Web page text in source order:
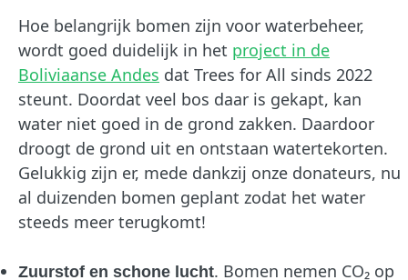
Hoe belangrijk bomen zijn voor waterbeheer,
wordt goed duidelijk in het project in de
Boliviaanse Andes dat Trees for All sinds 2022
steunt. Doordat veel bos daar is gekapt, kan
water niet goed in de grond zakken. Daardoor
droogt de grond uit en ontstaan watertekorten.
Gelukkig zijn er, mede dankzij onze donateurs, nu
al duizenden bomen geplant zodat het water
steeds meer terugkomt!
Zuurstof en schone lucht. Bomen nemen CO₂ op